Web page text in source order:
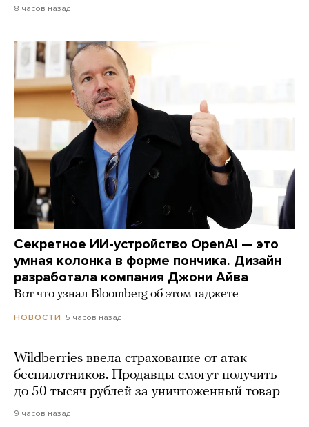
8 часов назад
Секретное ИИ-устройство OpenAI — это
умная колонка в форме пончика. Дизайн
разработала компания Джони Айва
Вот что узнал Bloomberg об этом гаджете
НОВОСТИ 5 часов назад
Wildberries ввела страхование от атак
беспилотников. Продавцы смогут получить
до 50 тысяч рублей за уничтоженный товар
9 часов назад